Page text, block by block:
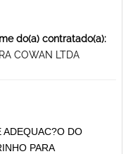
do(a) contratado(a):
COWAN LTDA
ADEQUAC?O DO
PARA